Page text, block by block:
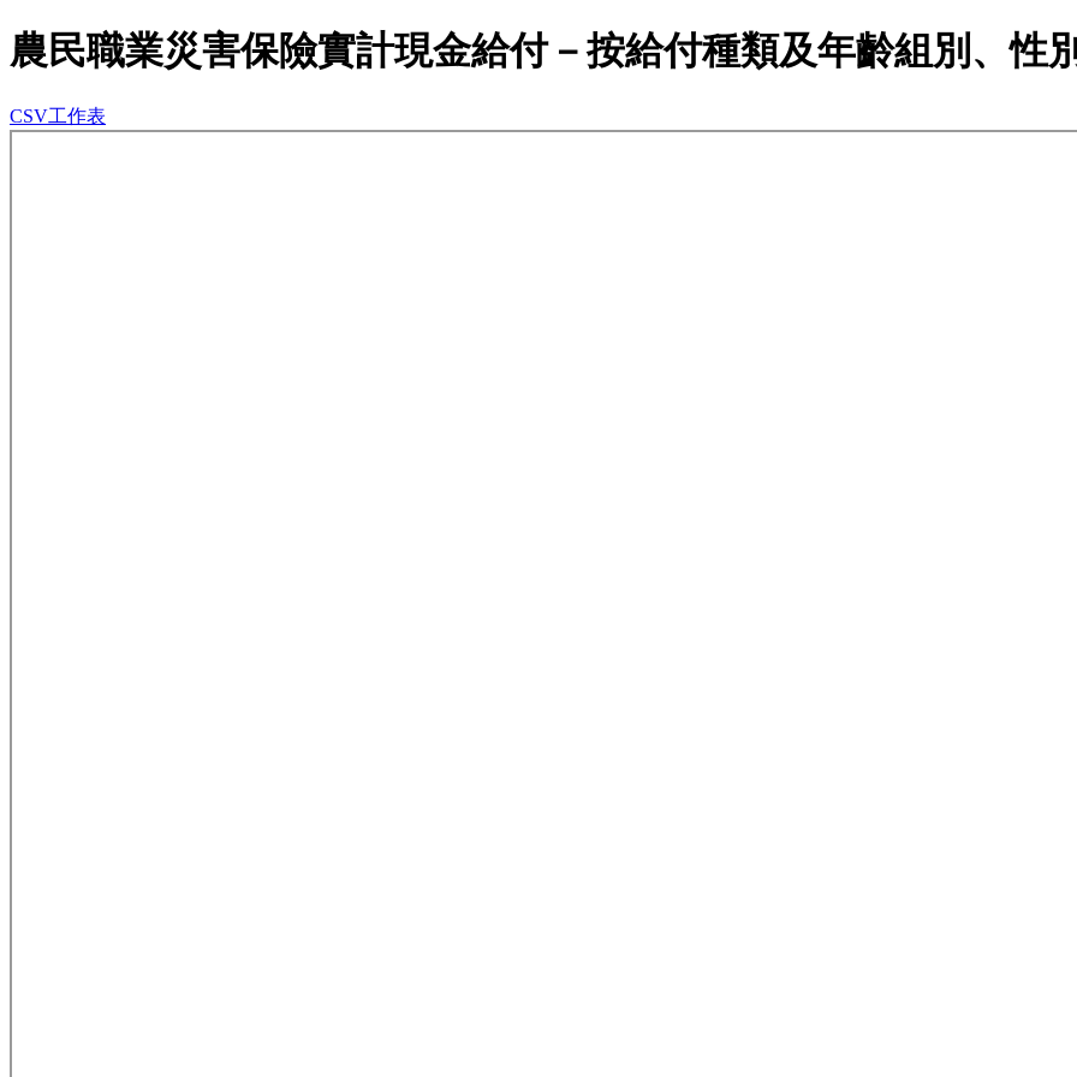
農民職業災害保險實計現金給付－按給付種類及年齡組別、性
CSV工作表